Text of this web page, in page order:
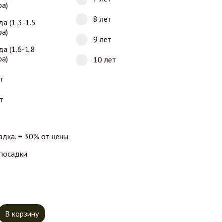
(1,3-1.5
(1.6-1.8
8 лет
9 лет
10 лет
+ 30% от цены
товара Вишня Жуковская
В корзину